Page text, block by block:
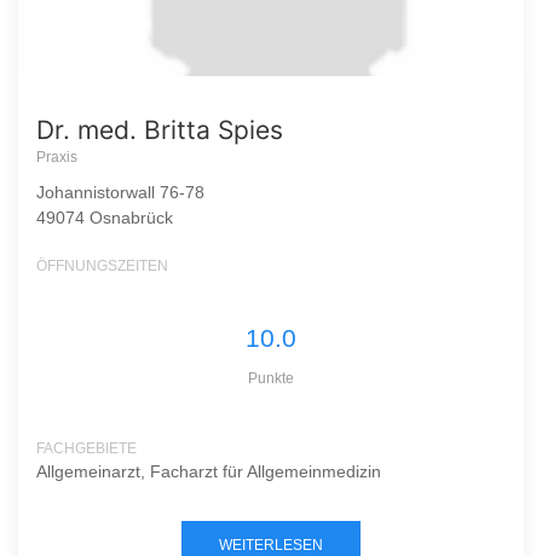
Dr. med. Britta Spies
Praxis
Johannistorwall 76-78
49074 Osnabrück
ÖFFNUNGSZEITEN
10.0
Punkte
FACHGEBIETE
Allgemeinarzt, Facharzt für Allgemeinmedizin
WEITERLESEN